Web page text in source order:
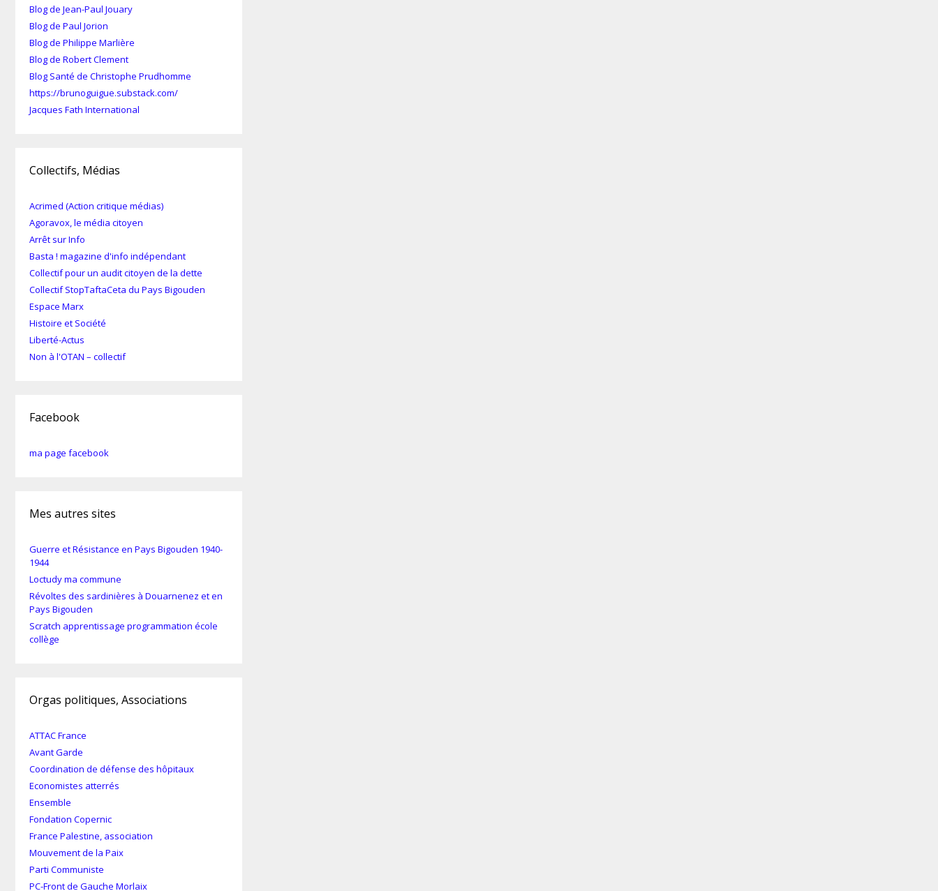
Blog de Jean-Paul Jouary
Blog de Paul Jorion
Blog de Philippe Marlière
Blog de Robert Clement
Blog Santé de Christophe Prudhomme
https://brunoguigue.substack.com/
Jacques Fath International
Collectifs, Médias
Acrimed (Action critique médias)
Agoravox, le média citoyen
Arrêt sur Info
Basta ! magazine d'info indépendant
Collectif pour un audit citoyen de la dette
Collectif StopTaftaCeta du Pays Bigouden
Espace Marx
Histoire et Société
Liberté-Actus
Non à l'OTAN – collectif
Facebook
ma page facebook
Mes autres sites
Guerre et Résistance en Pays Bigouden 1940-
1944
Loctudy ma commune
Révoltes des sardinières à Douarnenez et en
Pays Bigouden
Scratch apprentissage programmation école
collège
Orgas politiques, Associations
ATTAC France
Avant Garde
Coordination de défense des hôpitaux
Economistes atterrés
Ensemble
Fondation Copernic
France Palestine, association
Mouvement de la Paix
Parti Communiste
PC-Front de Gauche Morlaix